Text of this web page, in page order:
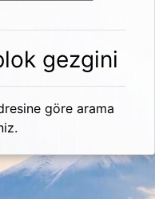
gezgini
göre arama